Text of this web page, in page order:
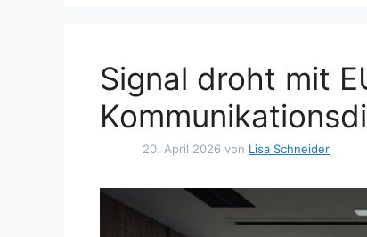
Signal droht mit
20. April 2026 von Lisa Schneider